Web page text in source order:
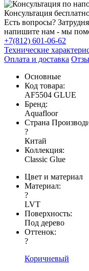
Консультация
Есть вопросы?
напишите нам - мы
+7(812) 601-06-62
Технические
Оплата и доставка
Основные
Код товара:
AF5504 GLUE
Бренд:
Aquafloor
Страна
?
Китай
Коллекция:
Classic Glue
Цвет и материал
Материал:
?
LVT
Поверхность:
Под дерево
Оттенок:
?
Коричневый